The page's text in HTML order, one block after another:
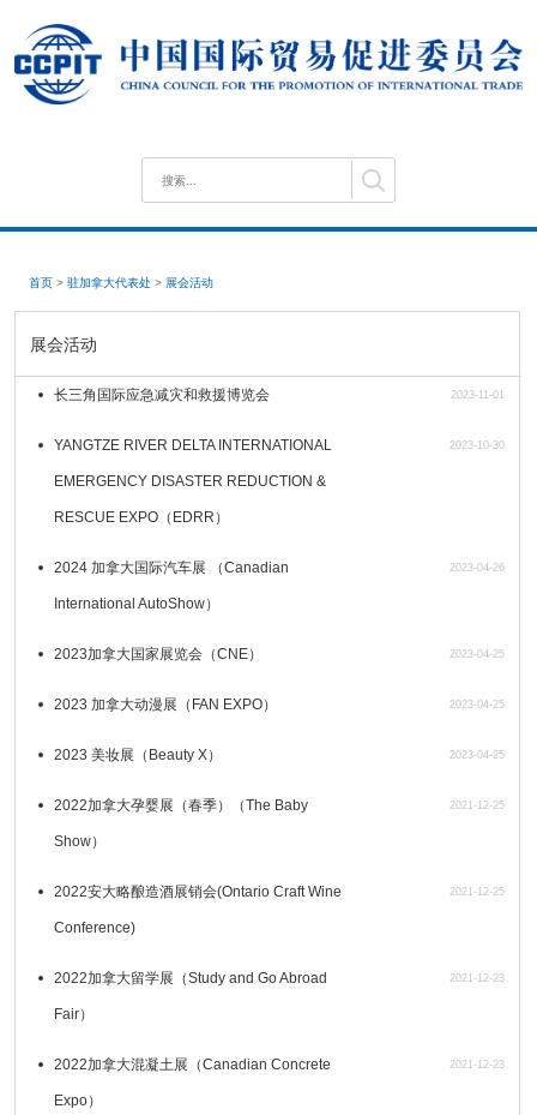
首页 > 驻加拿大代表处 > 展会活动
展会活动
长三角国际应急减灾和救援博览会 2023-11-01
YANGTZE RIVER DELTA INTERNATIONAL
EMERGENCY DISASTER REDUCTION &
RESCUE EXPO（EDRR）
2023-10-30
2024 加拿大国际汽车展 （Canadian
International AutoShow）
2023-04-26
2023加拿大国家展览会（CNE） 2023-04-25
2023 加拿大动漫展（FAN EXPO） 2023-04-25
2023 美妆展（Beauty X） 2023-04-25
2022加拿大孕婴展（春季）（The Baby
Show）
2021-12-25
2022安大略酿造酒展销会(Ontario Craft Wine
Conference)
2021-12-25
2022加拿大留学展（Study and Go Abroad
Fair）
2021-12-23
2022加拿大混凝土展（Canadian Concrete
Expo）
2021-12-23